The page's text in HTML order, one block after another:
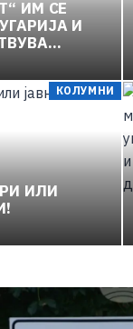
ИМ СЕ
И
КОЛУМНИ
ИЛИ